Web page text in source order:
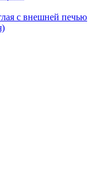
с внешней печью